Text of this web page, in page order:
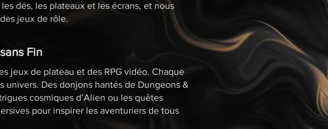
dés, les plateaux et les écrans, et nous
jeux de rôle.
Fin
jeux de plateau et des RPG vidéo. Chaque
Des donjons hantés de Dungeons &
cosmiques d’Alien ou les quêtes
pour inspirer les aventuriers de tous